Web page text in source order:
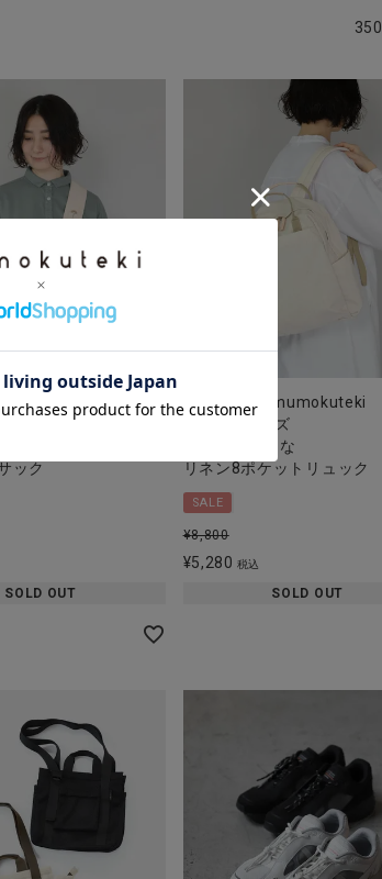
350
mumokuteki
手がいい
ック
SOLD OUT
【40%off】mumokuteki
LINENシリーズ
軽くて多収納な
リネン8ポケットリュック
SALE
¥8,800
¥5,280 税込
SOLD OUT